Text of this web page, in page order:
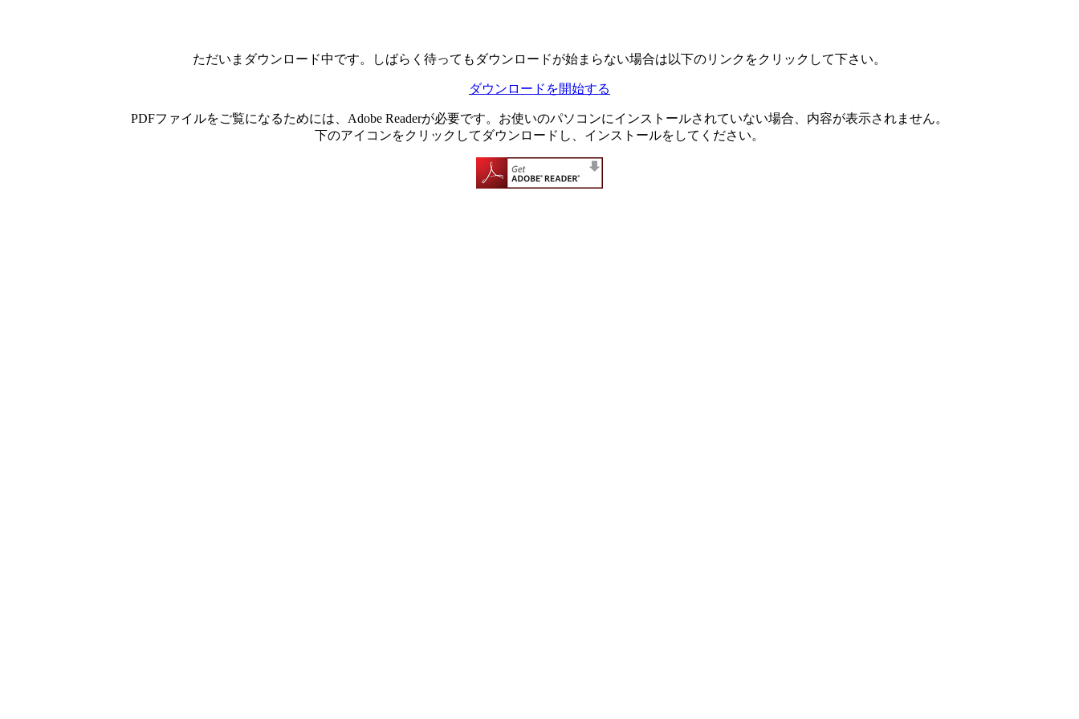
ただいまダウンロード中です。しばらく待ってもダウンロードが始まらない場合は以下のリンクをクリックして下さい。
ダウンロードを開始する
PDFファイルをご覧になるためには、Adobe Readerが必要です。お使いのパソコンにインストールされていない場合、内容が表示されません。
下のアイコンをクリックしてダウンロードし、インストールをしてください。